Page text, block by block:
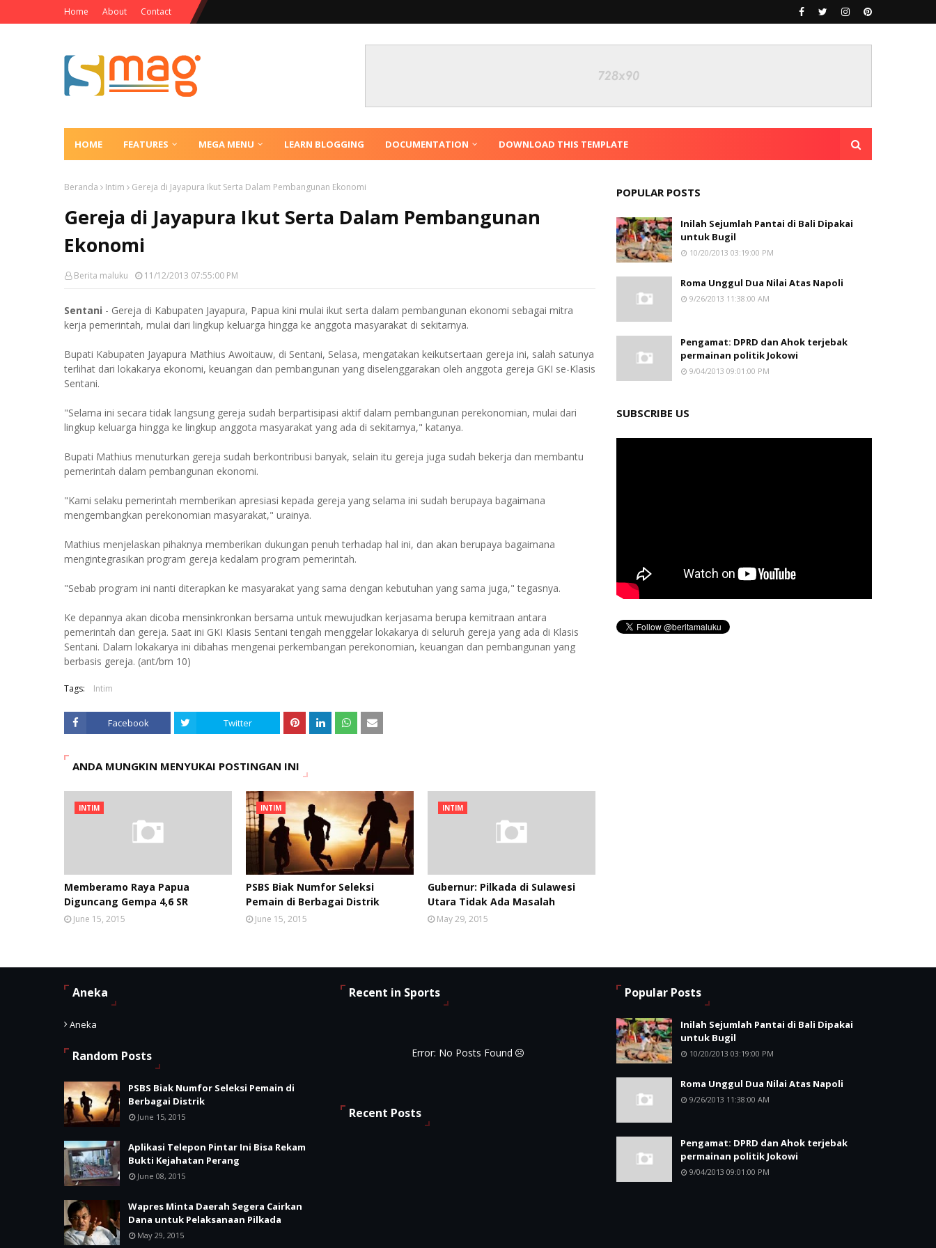
Home About Contact
HOME FEATURES MEGA MENU LEARN BLOGGING DOCUMENTATION DOWNLOAD THIS TEMPLATE
Beranda Intim Gereja di Jayapura Ikut Serta Dalam Pembangunan Ekonomi
Gereja di Jayapura Ikut Serta Dalam Pembangunan
Ekonomi
Berita maluku 11/12/2013 07:55:00 PM
Sentani - Gereja di Kabupaten Jayapura, Papua kini mulai ikut serta dalam pembangunan ekonomi sebagai mitra
kerja pemerintah, mulai dari lingkup keluarga hingga ke anggota masyarakat di sekitarnya.
Bupati Kabupaten Jayapura Mathius Awoitauw, di Sentani, Selasa, mengatakan keikutsertaan gereja ini, salah satunya
terlihat dari lokakarya ekonomi, keuangan dan pembangunan yang diselenggarakan oleh anggota gereja GKI se-Klasis
Sentani.
"Selama ini secara tidak langsung gereja sudah berpartisipasi aktif dalam pembangunan perekonomian, mulai dari
lingkup keluarga hingga ke lingkup anggota masyarakat yang ada di sekitarnya," katanya.
Bupati Mathius menuturkan gereja sudah berkontribusi banyak, selain itu gereja juga sudah bekerja dan membantu
pemerintah dalam pembangunan ekonomi.
"Kami selaku pemerintah memberikan apresiasi kepada gereja yang selama ini sudah berupaya bagaimana
mengembangkan perekonomian masyarakat," urainya.
Mathius menjelaskan pihaknya memberikan dukungan penuh terhadap hal ini, dan akan berupaya bagaimana
mengintegrasikan program gereja kedalam program pemerintah.
"Sebab program ini nanti diterapkan ke masyarakat yang sama dengan kebutuhan yang sama juga," tegasnya.
Ke depannya akan dicoba mensinkronkan bersama untuk mewujudkan kerjasama berupa kemitraan antara
pemerintah dan gereja. Saat ini GKI Klasis Sentani tengah menggelar lokakarya di seluruh gereja yang ada di Klasis
Sentani. Dalam lokakarya ini dibahas mengenai perkembangan perekonomian, keuangan dan pembangunan yang
berbasis gereja. (ant/bm 10)
Tags: Intim
Facebook Twitter
ANDA MUNGKIN MENYUKAI POSTINGAN INI
INTIM
Memberamo Raya Papua
Diguncang Gempa 4,6 SR
June 15, 2015
INTIM
PSBS Biak Numfor Seleksi
Pemain di Berbagai Distrik
June 15, 2015
INTIM
Gubernur: Pilkada di Sulawesi
Utara Tidak Ada Masalah
May 29, 2015
POPULAR POSTS
Inilah Sejumlah Pantai di Bali Dipakai
untuk Bugil
10/20/2013 03:19:00 PM
Roma Unggul Dua Nilai Atas Napoli
9/26/2013 11:38:00 AM
Pengamat: DPRD dan Ahok terjebak
permainan politik Jokowi
9/04/2013 09:01:00 PM
SUBSCRIBE US
Aneka
Aneka
Random Posts
PSBS Biak Numfor Seleksi Pemain di
Berbagai Distrik
June 15, 2015
Aplikasi Telepon Pintar Ini Bisa Rekam
Bukti Kejahatan Perang
June 08, 2015
Wapres Minta Daerah Segera Cairkan
Dana untuk Pelaksanaan Pilkada
May 29, 2015
Recent in Sports
Error: No Posts Found
Recent Posts
Popular Posts
Inilah Sejumlah Pantai di Bali Dipakai
untuk Bugil
10/20/2013 03:19:00 PM
Roma Unggul Dua Nilai Atas Napoli
9/26/2013 11:38:00 AM
Pengamat: DPRD dan Ahok terjebak
permainan politik Jokowi
9/04/2013 09:01:00 PM